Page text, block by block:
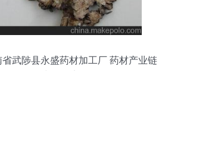
省武陟县永盛药材加工厂 药材产业链